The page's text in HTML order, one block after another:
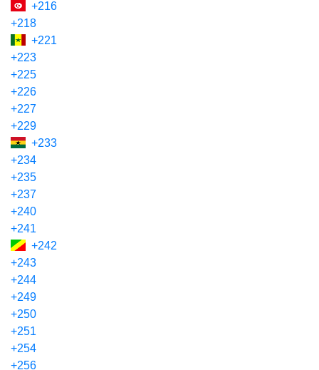
+216
+218
+221
+223
+225
+226
+227
+229
+233
+234
+235
+237
+240
+241
+242
+243
+244
+249
+250
+251
+254
+256